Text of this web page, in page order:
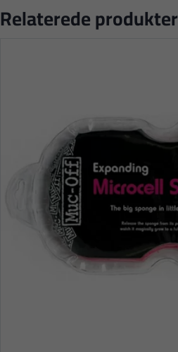
Relaterede produkter